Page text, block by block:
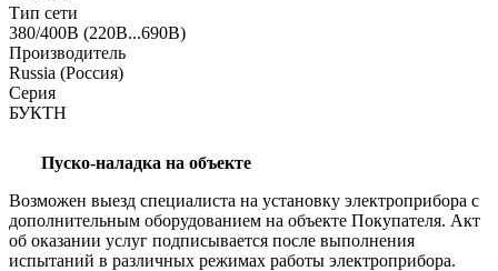
Тип сети
380/400В (220В...690В)
Производитель
Russia (Россия)
Серия
БУКТН
Пуско-наладка на объекте
Возможен выезд специалиста на установку электроприбора с
дополнительным оборудованием на объекте Покупателя. Акт
об оказании услуг подписывается после выполнения
испытаний в различных режимах работы электроприбора.